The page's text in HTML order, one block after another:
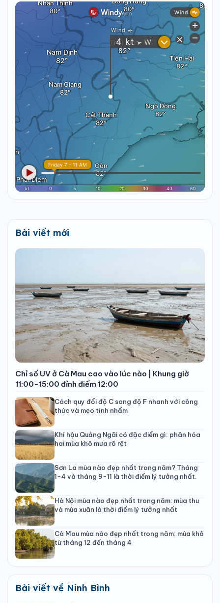
Bài viết mới
Chỉ số UV ở Cà Mau cao vào lúc nào | Khung giờ
11:00-15:00 đỉnh điểm 12:00
Cách quy đổi độ C sang độ F nhanh với công
thức và mẹo tính nhẩm
Khí hậu Quảng Ngãi có đặc điểm gì: phân hóa
hai mùa khô mưa rõ rệt
Sơn La mùa nào đẹp nhất trong năm? Tháng
1-4 và tháng 9-11 là thời điểm lý tưởng nhất.
Hà Nội mùa nào đẹp nhất trong năm: mùa thu
và mùa xuân là thời điểm lý tưởng nhất
Cà Mau mùa nào đẹp nhất trong năm: mùa khô
từ tháng 12 đến tháng 4
Bài viết về Ninh Bình